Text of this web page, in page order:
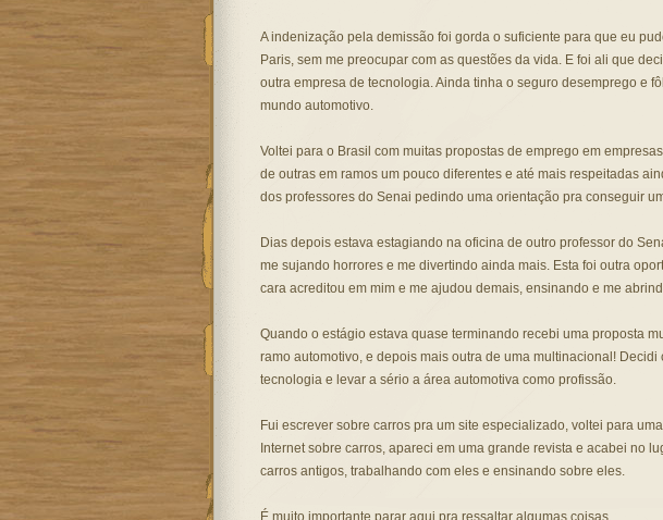
A indenização pela demissão foi gorda o suficiente para que eu
Paris, sem me preocupar com as questões da vida. E foi ali que
outra empresa de tecnologia. Ainda tinha o seguro desemprego e
mundo automotivo.
Voltei para o Brasil com muitas propostas de emprego em
de outras em ramos um pouco diferentes e até mais respeitadas
dos professores do Senai pedindo uma orientação pra conseguir
Dias depois estava estagiando na oficina de outro professor do
me sujando horrores e me divertindo ainda mais. Esta foi outra
cara acreditou em mim e me ajudou demais, ensinando e me
Quando o estágio estava quase terminando recebi uma proposta
ramo automotivo, e depois mais outra de uma multinacional!
tecnologia e levar a sério a área automotiva como profissão.
Fui escrever sobre carros pra um site especializado, voltei para
Internet sobre carros, apareci em uma grande revista e acabei no
carros antigos, trabalhando com eles e ensinando sobre eles.
É muito importante parar aqui pra ressaltar algumas coisas...